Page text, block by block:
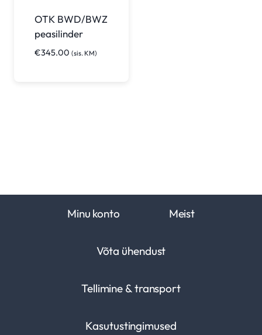
OTK BWD/BWZ
peasilinder
€345.00 (sis. KM)
Minu konto Meist
Võta ühendust
Tellimine & transport
Kasutustingimused